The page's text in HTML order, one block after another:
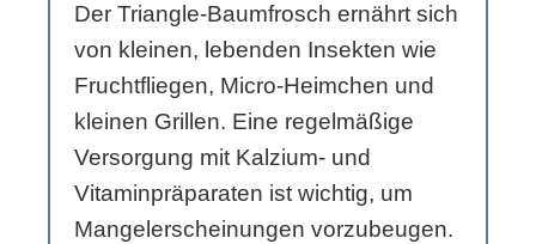
Der Triangle-Baumfrosch ernährt sich
von kleinen, lebenden Insekten wie
Fruchtfliegen, Micro-Heimchen und
kleinen Grillen. Eine regelmäßige
Versorgung mit Kalzium- und
Vitaminpräparaten ist wichtig, um
Mangelerscheinungen vorzubeugen.